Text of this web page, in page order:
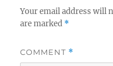
Your email address will
are marked *
COMMENT *